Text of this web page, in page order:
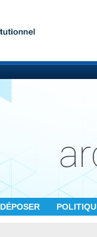
DÉPOSER